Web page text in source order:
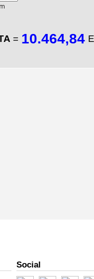
= 10.464,84
Social